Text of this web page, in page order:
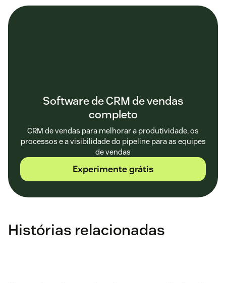
Software de CRM de vendas
completo
CRM de vendas para melhorar a produtividade, os
processos e a visibilidade do pipeline para as equipes
de vendas
Experimente grátis
Histórias relacionadas